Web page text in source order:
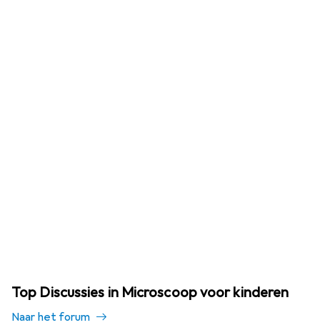
Top Discussies in Microscoop voor kinderen
Naar het forum